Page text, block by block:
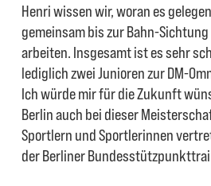
Henri wissen wir, woran es
gemeinsam bis zur Bahn-
arbeiten. Insgesamt ist es sehr
lediglich zwei Junioren zur DM-
Ich würde mir für die Zukunft
Berlin auch bei dieser
Sportlern und Sportlerinnen
der Berliner